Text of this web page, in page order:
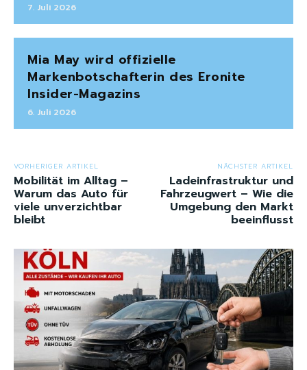
7. Juli 2026
Mia May wird offizielle
Markenbotschafterin des Eronite
Insider-Magazins
6. Juli 2026
VORHERIGER ARTIKEL
Mobilität im Alltag –
Warum das Auto für
viele unverzichtbar
bleibt
NÄCHSTER ARTIKEL
Ladeinfrastruktur und
Fahrzeugwert – Wie die
Umgebung den Markt
beeinflusst